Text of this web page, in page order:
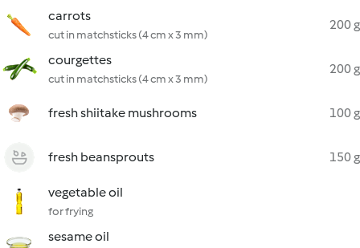
carrots
cut in matchsticks (4 cm x 3 mm)
200 g
courgettes
cut in matchsticks (4 cm x 3 mm)
200 g
fresh shiitake mushrooms 100 g
fresh beansprouts 150 g
vegetable oil
for frying
sesame oil